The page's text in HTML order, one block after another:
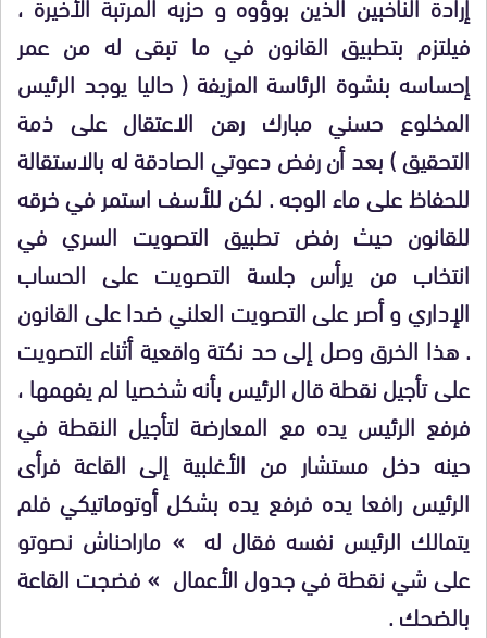
فيلتزم بتطبيق القانون في ما تبقى له من عمر
إحساسه بنشوة الرئاسة المزيفة ( حاليا يوجد الرئيس
المخلوع حسني مبارك رهن الاعتقال على ذمة
التحقيق ) بعد أن رفض دعوتي الصادقة له بالاستقالة
للحفاظ على ماء الوجه . لكن للأسف استمر في خرقه
للقانون حيث رفض تطبيق التصويت السري في
انتخاب من يرأس جلسة التصويت على الحساب
الإداري و أصر على التصويت العلني ضدا على القانون
. هذا الخرق وصل إلى حد نكتة واقعية أثناء التصويت
على تأجيل نقطة قال الرئيس بأنه شخصيا لم يفهمها ،
فرفع الرئيس يده مع المعارضة لتأجيل النقطة في
حينه دخل مستشار من الأغلبية إلى القاعة فرأى
الرئيس رافعا يده فرفع يده بشكل أوتوماتيكي فلم
يتمالك الرئيس نفسه فقال له » ماراحناش نصوتو
على شي نقطة في جدول الأعمال » فضجت القاعة
بالضحك .